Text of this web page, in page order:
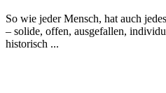
So wie jeder Mensch, hat auch
– solide, offen, ausgefallen,
historisch ...